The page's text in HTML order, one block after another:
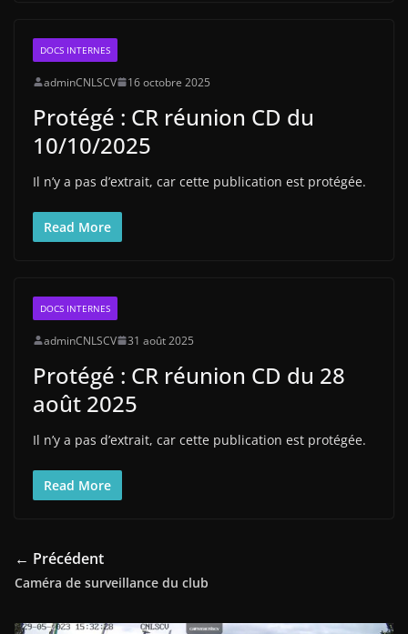
DOCS INTERNES
adminCNLSCV 16 octobre 2025
Protégé : CR réunion CD du
10/10/2025
Il n’y a pas d’extrait, car cette publication est protégée.
Read More
DOCS INTERNES
adminCNLSCV 31 août 2025
Protégé : CR réunion CD du 28
août 2025
Il n’y a pas d’extrait, car cette publication est protégée.
Read More
← Précédent
Caméra de surveillance du club